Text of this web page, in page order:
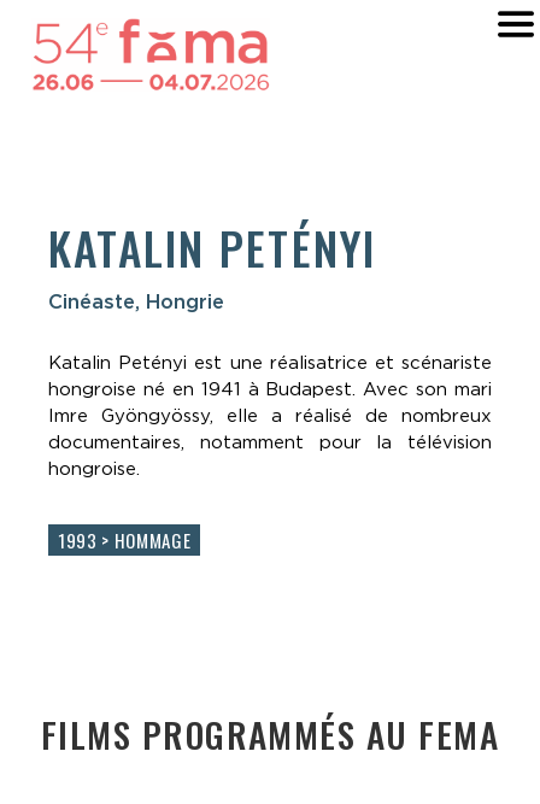
KATALIN PETÉNYI
Cinéaste, Hongrie
Katalin Petényi est une réalisatrice et scénariste
hongroise né en 1941 à Budapest. Avec son mari
Imre Gyöngyössy, elle a réalisé de nombreux
documentaires, notamment pour la télévision
hongroise.
1993 > HOMMAGE
FILMS PROGRAMMÉS AU FEMA